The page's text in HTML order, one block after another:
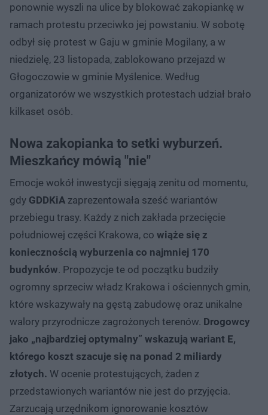
ponownie wyszli na ulice by blokować zakopiankę w
ramach protestu przeciwko jej powstaniu. W sobotę
odbył się protest w Gaju w gminie Mogilany, a w
niedzielę, 23 listopada, zablokowano przejazd w
Głogoczowie w gminie Myślenice. Według
organizatorów we wszystkich protestach udział brało
kilkaset osób.
Nowa zakopianka to setki wyburzeń.
Mieszkańcy mówią "nie"
Emocje wokół inwestycji sięgają zenitu od momentu,
gdy GDDKiA zaprezentowała sześć wariantów
przebiegu trasy. Każdy z nich zakłada przecięcie
południowej części Krakowa, co wiąże się z
koniecznością wyburzenia co najmniej 170
budynków. Propozycje te od początku budziły
ogromny sprzeciw władz Krakowa i ościennych gmin,
które wskazywały na gęstą zabudowę oraz unikalne
walory przyrodnicze zagrożonych terenów. Drogowcy
jako „najbardziej optymalny” wskazują wariant E,
którego koszt szacuje się na ponad 2 miliardy
złotych. W ocenie protestujących, żaden z
przedstawionych wariantów nie jest do przyjęcia.
Zarzucają urzędnikom ignorowanie kosztów